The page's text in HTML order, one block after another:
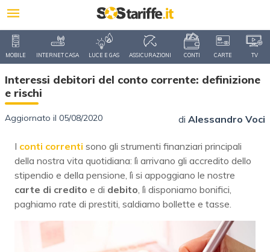
MOBILE INTERNET CASA LUCE E GAS ASSICURAZIONI CONTI CARTE TV
Interessi debitori del conto corrente: definizione
e rischi
Aggiornato il 05/08/2020 di Alessandro Voci
I conti correnti sono gli strumenti finanziari principali
della nostra vita quotidiana: lì arrivano gli accredito dello
stipendio e della pensione, lì si appoggiano le nostre
carte di credito e di debito, lì disponiamo bonifici,
paghiamo rate di prestiti, saldiamo bollette e tasse.